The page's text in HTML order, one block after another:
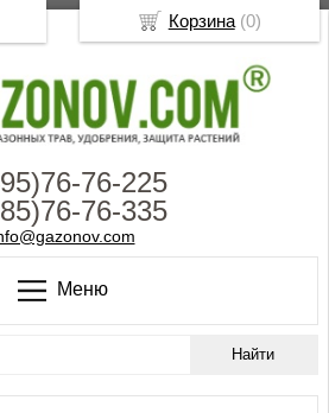
76-225
76-335
Меню
Корзина(0)